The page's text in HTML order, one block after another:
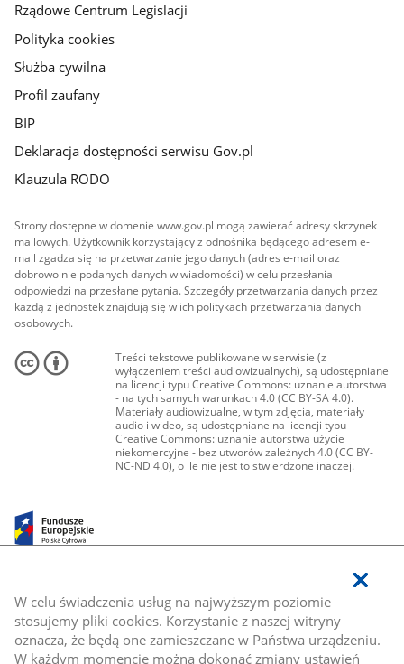
W celu świadczenia usług na najwyższym poziomie
stosujemy pliki cookies. Korzystanie z naszej witryny
oznacza, że będą one zamieszczane w Państwa urządzeniu.
W każdym momencie można dokonać zmiany ustawień
Rządowe Centrum Legislacji
Polityka cookies
Służba cywilna
Profil zaufany
BIP
Deklaracja dostępności serwisu Gov.pl
Klauzula RODO
Strony dostępne w domenie www.gov.pl mogą zawierać adresy skrzynek
mailowych. Użytkownik korzystający z odnośnika będącego adresem e-
mail zgadza się na przetwarzanie jego danych (adres e-mail oraz
dobrowolnie podanych danych w wiadomości) w celu przesłania
odpowiedzi na przesłane pytania. Szczegóły przetwarzania danych przez
każdą z jednostek znajdują się w ich politykach przetwarzania danych
osobowych.
Treści tekstowe publikowane w serwisie (z
wyłączeniem treści audiowizualnych), są udostępniane
na licencji typu Creative Commons: uznanie autorstwa
- na tych samych warunkach 4.0 (CC BY-SA 4.0).
Materiały audiowizualne, w tym zdjęcia, materiały
audio i wideo, są udostępniane na licencji typu
Creative Commons: uznanie autorstwa użycie
niekomercyjne - bez utworów zależnych 4.0 (CC BY-
NC-ND 4.0), o ile nie jest to stwierdzone inaczej.